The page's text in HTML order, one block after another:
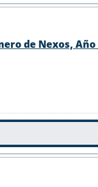
de Nexos,